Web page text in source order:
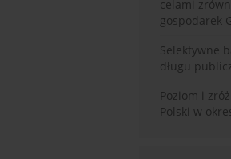
celami
gospodarek
Selektywne
długu
Poziom i
Polski w